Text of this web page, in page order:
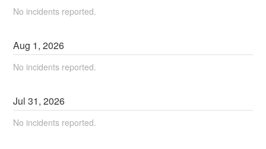
No incidents reported.
Aug 1,2026
No incidents reported.
Jul31,2026
No incidents reported.